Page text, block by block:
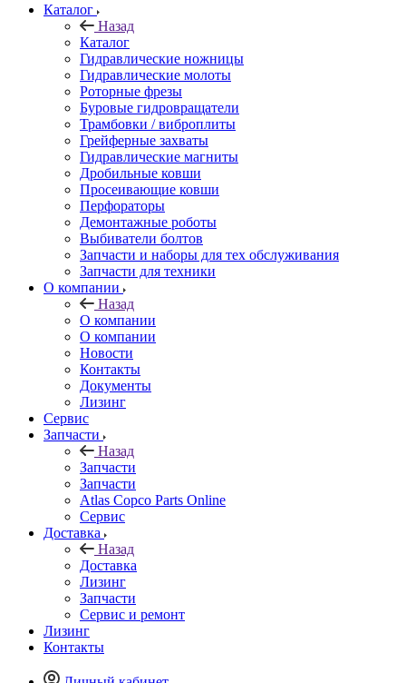
Каталог
Назад
Каталог
Гидравлические ножницы
Гидравлические молоты
Роторные фрезы
Буровые гидровращатели
Трамбовки / виброплиты
Грейферные захваты
Гидравлические магниты
Дробильные ковши
Просеивающие ковши
Перфораторы
Демонтажные роботы
Выбиватели болтов
Запчасти и наборы для тех обслуживания
Запчасти для техники
О компании
Назад
О компании
О компании
Новости
Контакты
Документы
Лизинг
Сервис
Запчасти
Назад
Запчасти
Запчасти
Atlas Copco Parts Online
Сервис
Доставка
Назад
Доставка
Лизинг
Запчасти
Сервис и ремонт
Лизинг
Контакты